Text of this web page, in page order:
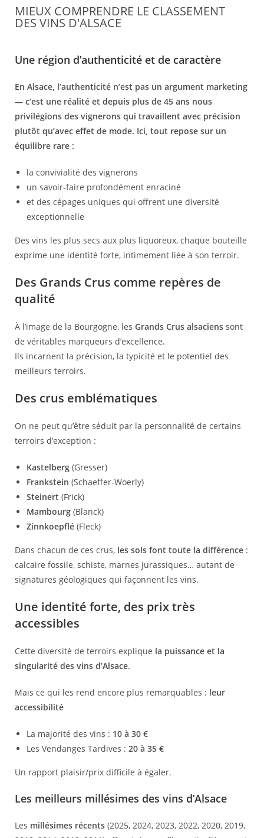
MIEUX COMPRENDRE LE CLASSEMENT
DES VINS D'ALSACE
Une région d’authenticité et de caractère
En Alsace, l’authenticité n’est pas un argument marketing
— c’est une réalité et depuis plus de 45 ans nous
privilégions des vignerons qui travaillent avec précision
plutôt qu’avec effet de mode. Ici, tout repose sur un
équilibre rare :
la convivialité des vignerons
un savoir-faire profondément enraciné
et des cépages uniques qui offrent une diversité
exceptionnelle
Des vins les plus secs aux plus liquoreux, chaque bouteille
exprime une identité forte, intimement liée à son terroir.
Des Grands Crus comme repères de
qualité
À l’image de la Bourgogne, les Grands Crus alsaciens sont
de véritables marqueurs d’excellence.
Ils incarnent la précision, la typicité et le potentiel des
meilleurs terroirs.
Des crus emblématiques
On ne peut qu’être séduit par la personnalité de certains
terroirs d’exception :
Kastelberg (Gresser)
Frankstein (Schaeffer-Woerly)
Steinert (Frick)
Mambourg (Blanck)
Zinnkoepflé (Fleck)
Dans chacun de ces crus, les sols font toute la différence :
calcaire fossile, schiste, marnes jurassiques… autant de
signatures géologiques qui façonnent les vins.
Une identité forte, des prix très
accessibles
Cette diversité de terroirs explique la puissance et la
singularité des vins d’Alsace.
Mais ce qui les rend encore plus remarquables : leur
accessibilité
La majorité des vins : 10 à 30 €
Les Vendanges Tardives : 20 à 35 €
Un rapport plaisir/prix difficile à égaler.
Les meilleurs millésimes des vins d’Alsace
Les millésimes récents (2025, 2024, 2023, 2022, 2020, 2019,